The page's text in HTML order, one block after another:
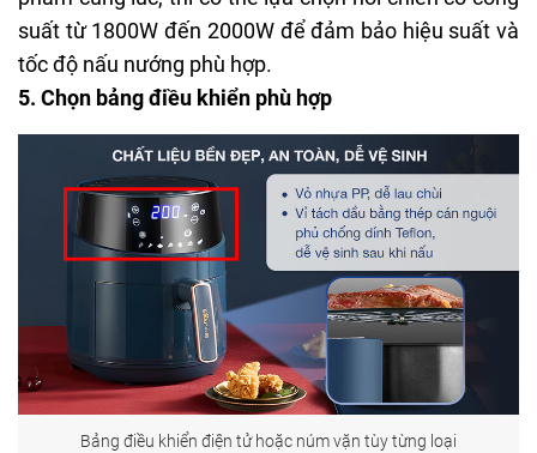
suất từ 1800W đến 2000W để đảm bảo hiệu suất và
tốc độ nấu nướng phù hợp.
5. Chọn bảng điều khiển phù hợp
Bảng điều khiển điện tử hoặc núm vặn tùy từng loại